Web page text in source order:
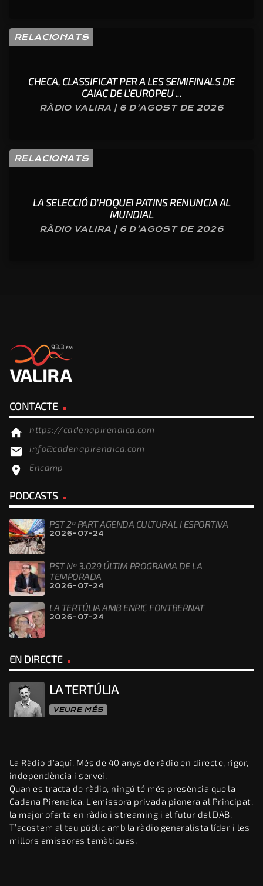
RELACIONATS
CHECA, CLASSIFICAT PER A LES SEMIFINALS DE
CAIAC DE L’EUROPEU ...
RÀDIO VALIRA | 6 D'AGOST DE 2026
RELACIONATS
LA SELECCIÓ D’HOQUEI PATINS RENUNCIA AL
MUNDIAL
RÀDIO VALIRA | 6 D'AGOST DE 2026
CONTACTE
home https://cadenapirenaica.com
email info@cadenapirenaica.com
location_on Encamp
PODCASTS
PST 2ª PART AGENDA CULTURAL I ESPORTIVA
2026-07-24
PST Nº 3.029 ÚLTIM PROGRAMA DE LA
TEMPORADA
2026-07-24
LA TERTÚLIA AMB ENRIC FONTBERNAT
2026-07-24
EN DIRECTE
LA TERTÚLIA
VEURE MÉS
La Ràdio d’aquí. Més de 40 anys de ràdio en directe, rigor,
independència i servei.
Quan es tracta de ràdio, ningú té més presència que la
Cadena Pirenaica. L’emissora privada pionera al Principat,
la major oferta en ràdio i streaming i el futur del DAB.
T’acostem al teu públic amb la ràdio generalista líder i les
millors emissores temàtiques.